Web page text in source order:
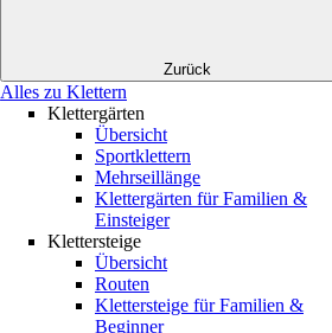
Zurück
Alles zu Klettern
Klettergärten
Übersicht
Sportklettern
Mehrseillänge
Klettergärten für Familien &
Einsteiger
Klettersteige
Übersicht
Routen
Klettersteige für Familien &
Beginner